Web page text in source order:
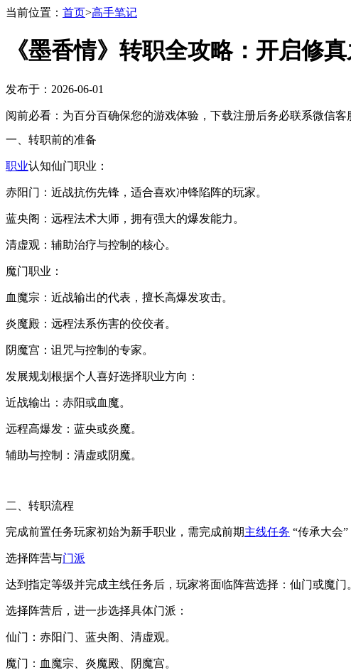
当前位置： 首页>高手笔记
《墨香情》转职全攻略：开启修
发布于：2026-06-01
阅前必看：为百分百确保您的游戏体验，下载注册后务必联系微信
一、转职前的准备
职业认知仙门职业：
赤阳门：近战抗伤先锋，适合喜欢冲锋陷阵的玩家。
蓝央阁：远程法术大师，拥有强大的爆发能力。
清虚观：辅助治疗与控制的核心。
魔门职业：
血魔宗：近战输出的代表，擅长高爆发攻击。
炎魔殿：远程法系伤害的佼佼者。
阴魔宫：诅咒与控制的专家。
发展规划根据个人喜好选择职业方向：
近战输出：赤阳或血魔。
远程高爆发：蓝央或炎魔。
辅助与控制：清虚或阴魔。
二、转职流程
完成前置任务玩家初始为新手职业，需完成前期主线任务 “传承大会
选择阵营与门派
达到指定等级并完成主线任务后，玩家将面临阵营选择：仙门或魔门
选择阵营后，进一步选择具体门派：
仙门：赤阳门、蓝央阁、清虚观。
魔门：血魔宗、炎魔殿、阴魔宫。